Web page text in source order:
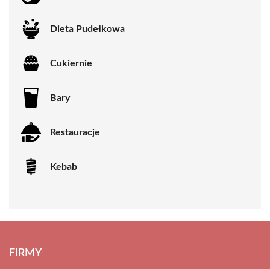
Dieta Pudełkowa
Cukiernie
Bary
Restauracje
Kebab
FIRMY